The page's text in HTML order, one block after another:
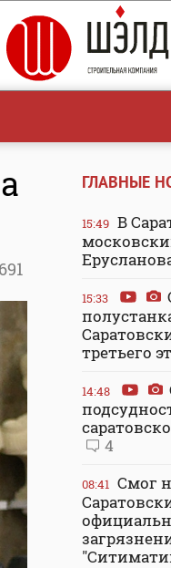
ГЛАВНЫЕ
15:49 В
15:33
третьего
14:48
4
08:41 Смог